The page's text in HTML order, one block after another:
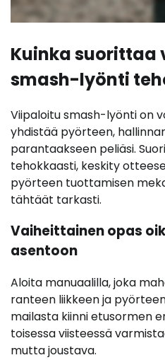
Kuinka suorittaa
smash-lyönti
Viipaloitu smash-lyönti on
yhdistää pyörteen,
parantaakseen peliäsi.
tehokkaasti, keskity
pyörteen tuottamisen
tähtäät tarkasti.
Vaiheittainen opas
asentoon
Aloita manuaalilla, joka
ranteen liikkeen ja
mailasta kiinni etusormen
toisessa viisteessä
mutta joustava.